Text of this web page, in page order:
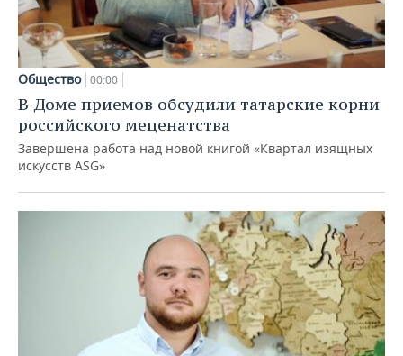
Общество 00:00
В Доме приемов обсудили татарские корни
российского меценатства
Завершена работа над новой книгой «Квартал изящных
искусств ASG»